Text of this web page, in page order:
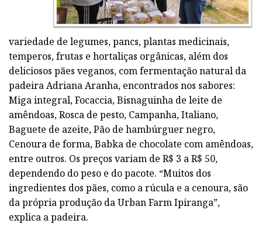
variedade de legumes, pancs, plantas medicinais,
temperos, frutas e hortaliças orgânicas, além dos
deliciosos pães veganos, com fermentação natural da
padeira Adriana Aranha, encontrados nos sabores:
Miga integral, Focaccia, Bisnaguinha de leite de
amêndoas, Rosca de pesto, Campanha, Italiano,
Baguete de azeite, Pão de hambúrguer negro,
Cenoura de forma, Babka de chocolate com amêndoas,
entre outros. Os preços variam de R$ 3 a R$ 50,
dependendo do peso e do pacote. “Muitos dos
ingredientes dos pães, como a rúcula e a cenoura, são
da própria produção da Urban Farm Ipiranga”,
explica a padeira.